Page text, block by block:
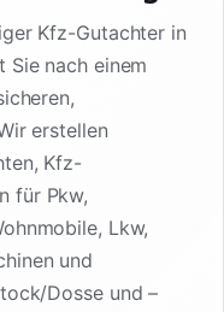
Kfz-Gutachter in
nach einem
erstellen
Kfz-
für Pkw,
Lkw,
und
Dosse und –